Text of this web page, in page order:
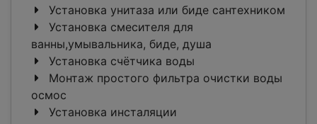
Установка унитаза или биде сантехником
Установка смесителя для
ванны,умывальника, биде, душа
Установка счётчика воды
Монтаж простого фильтра очистки воды
осмос
Установка инсталяции